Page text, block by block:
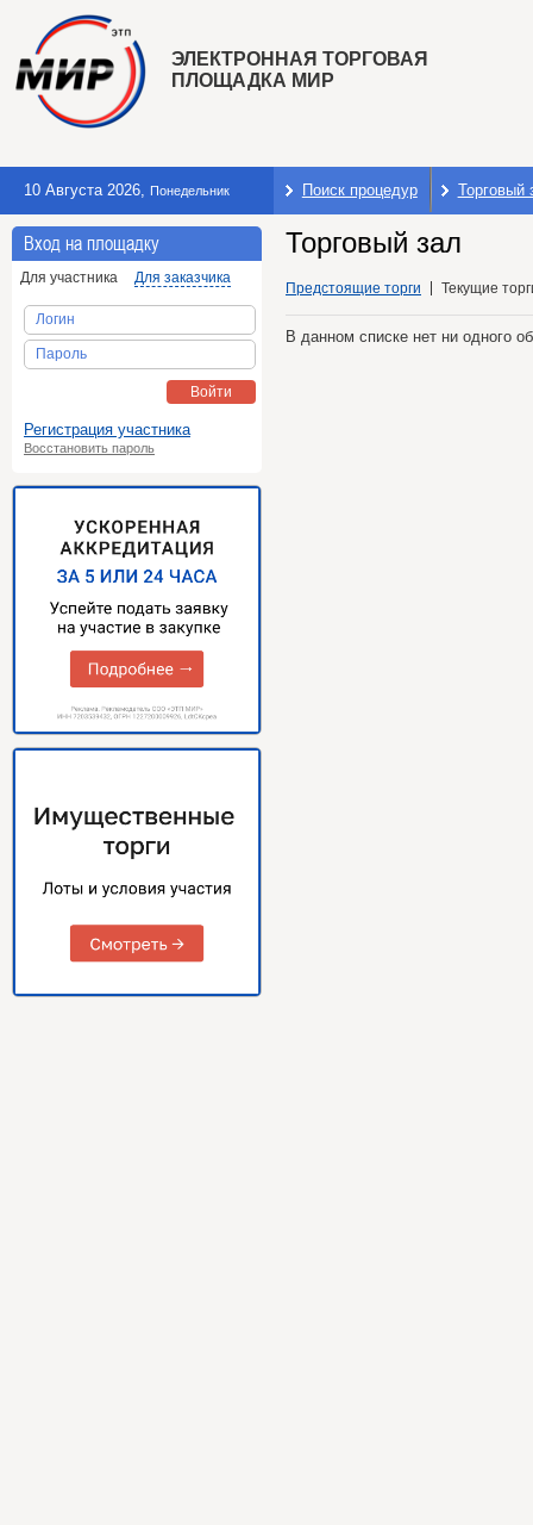
ЭЛЕКТРОННАЯ ТОРГОВАЯ
ПЛОЩАДКА МИР
10 Августа 2026, Понедельник Поиск процедур Торговый
Вход на площадку
Для участника Для заказчика
Логин
Пароль
Войти
Регистрация участника
Восстановить пароль
Торговый зал
Предстоящие торги Текущие
В данном списке нет ни одного